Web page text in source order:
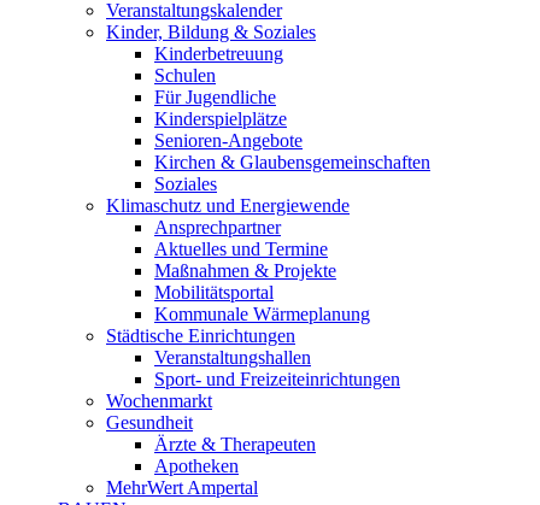
Veranstaltungskalender
Kinder, Bildung & Soziales
Kinderbetreuung
Schulen
Für Jugendliche
Kinderspielplätze
Senioren-Angebote
Kirchen & Glaubensgemeinschaften
Soziales
Klimaschutz und Energiewende
Ansprechpartner
Aktuelles und Termine
Maßnahmen & Projekte
Mobilitätsportal
Kommunale Wärmeplanung
Städtische Einrichtungen
Veranstaltungshallen
Sport- und Freizeiteinrichtungen
Wochenmarkt
Gesundheit
Ärzte & Therapeuten
Apotheken
MehrWert Ampertal